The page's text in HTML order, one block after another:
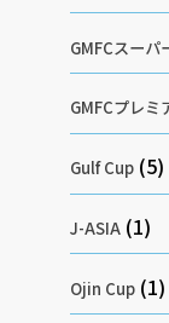
GMFCスーパ
GMFCプレミ
Gulf Cup (5)
J-ASIA (1)
Ojin Cup (1)